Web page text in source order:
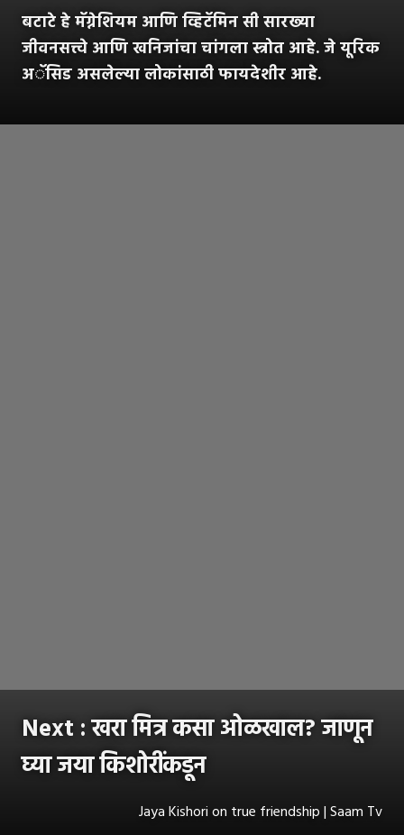
बटाटे हे मॅग्नेशियम आणि व्हिटॅमिन सी सारख्या
जीवनसत्त्वे आणि खनिजांचा चांगला स्त्रोत आहे. जे यूरिक
अॅसिड असलेल्या लोकांसाठी फायदेशीर आहे.
Next : खरा मित्र कसा ओळखाल? जाणून
घ्या जया किशोरींकडून
Jaya Kishori on true friendship | Saam Tv